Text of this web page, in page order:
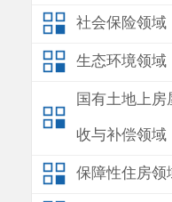
社会保险领域
生态环境领域
国有土地上房
收与补偿领域
保障性住房领